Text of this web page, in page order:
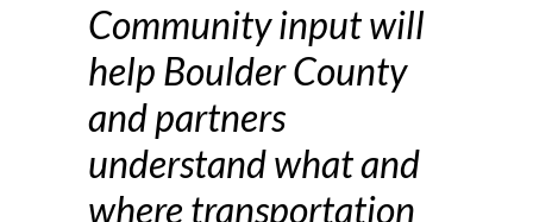
Community input will
help Boulder County
and partners
understand what and
where transportation